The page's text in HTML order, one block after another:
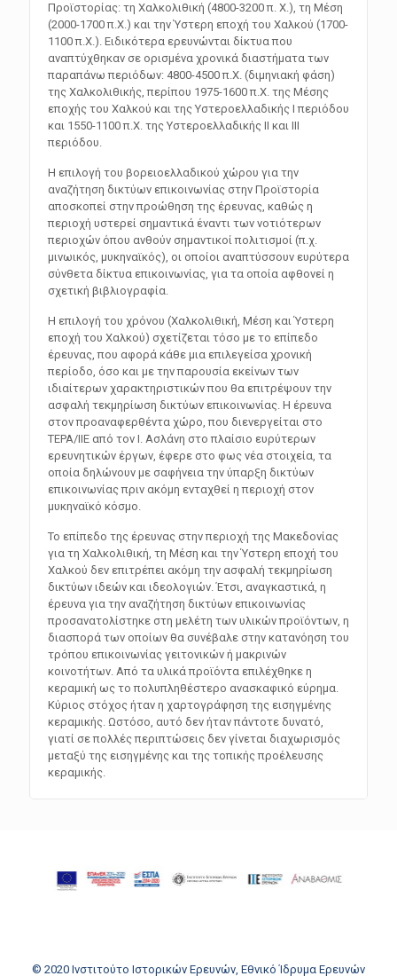
Προϊστορίας: τη Χαλκολιθική (4800-3200 π. Χ.), τη Μέση
(2000-1700 π.Χ.) και την Ύστερη εποχή του Χαλκού (1700-
1100 π.Χ.). Ειδικότερα ερευνώνται δίκτυα που
αναπτύχθηκαν σε ορισμένα χρονικά διαστήματα των
παραπάνω περιόδων: 4800-4500 π.Χ. (διμηνιακή φάση)
της Χαλκολιθικής, περίπου 1975-1600 π.Χ. της Μέσης
εποχής του Χαλκού και της Υστεροελλαδικής Ι περιόδου
και 1550-1100 π.Χ. της Υστεροελλαδικής ΙΙ και ΙΙΙ
περιόδου.
Η επιλογή του βορειοελλαδικού χώρου για την
αναζήτηση δικτύων επικοινωνίας στην Προϊστορία
αποσκοπεί στην προώθηση της έρευνας, καθώς η
περιοχή υστερεί σημαντικά έναντι των νοτιότερων
περιοχών όπου ανθούν σημαντικοί πολιτισμοί (π.χ.
μινωικός, μυκηναϊκός), οι οποίοι αναπτύσσουν ευρύτερα
σύνθετα δίκτυα επικοινωνίας, για τα οποία αφθονεί η
σχετική βιβλιογραφία.
Η επιλογή του χρόνου (Χαλκολιθική, Μέση και Ύστερη
εποχή του Χαλκού) σχετίζεται τόσο με το επίπεδο
έρευνας, που αφορά κάθε μια επιλεγείσα χρονική
περίοδο, όσο και με την παρουσία εκείνων των
ιδιαίτερων χαρακτηριστικών που θα επιτρέψουν την
ασφαλή τεκμηρίωση δικτύων επικοινωνίας. Η έρευνα
στον προαναφερθέντα χώρο, που διενεργείται στο
ΤΕΡΑ/ΙΙΕ από τον Ι. Ασλάνη στο πλαίσιο ευρύτερων
ερευνητικών έργων, έφερε στο φως νέα στοιχεία, τα
οποία δηλώνουν με σαφήνεια την ύπαρξη δικτύων
επικοινωνίας πριν ακόμη ενταχθεί η περιοχή στον
μυκηναϊκό κόσμο.
Το επίπεδο της έρευνας στην περιοχή της Μακεδονίας
για τη Χαλκολιθική, τη Μέση και την Ύστερη εποχή του
Χαλκού δεν επιτρέπει ακόμη την ασφαλή τεκμηρίωση
δικτύων ιδεών και ιδεολογιών. Έτσι, αναγκαστικά, η
έρευνα για την αναζήτηση δικτύων επικοινωνίας
προσανατολίστηκε στη μελέτη των υλικών προϊόντων, η
διασπορά των οποίων θα συνέβαλε στην κατανόηση του
τρόπου επικοινωνίας γειτονικών ή μακρινών
κοινοτήτων. Από τα υλικά προϊόντα επιλέχθηκε η
κεραμική ως το πολυπληθέστερο ανασκαφικό εύρημα.
Κύριος στόχος ήταν η χαρτογράφηση της εισηγμένης
κεραμικής. Ωστόσο, αυτό δεν ήταν πάντοτε δυνατό,
γιατί σε πολλές περιπτώσεις δεν γίνεται διαχωρισμός
μεταξύ της εισηγμένης και της τοπικής προέλευσης
κεραμικής.
© 2020 Ινστιτούτο Ιστορικών Ερευνών, Εθνικό Ίδρυμα Ερευνών